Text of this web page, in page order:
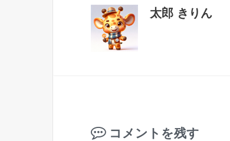
太郎 きりん
コメントを残す